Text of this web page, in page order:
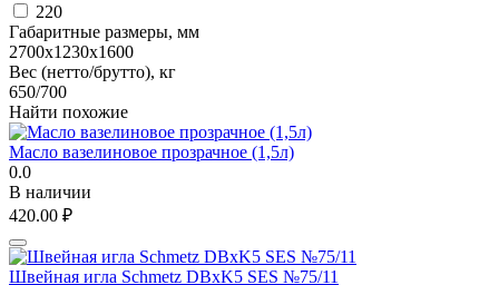
220
Габаритные размеры, мм
2700х1230х1600
Вес (нетто/брутто), кг
650/700
Найти похожие
Масло вазелиновое прозрачное (1,5л)
0.0
В наличии
420.00 ₽
Швейная игла Schmetz DBxK5 SES №75/11